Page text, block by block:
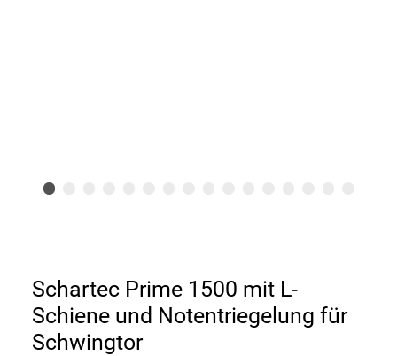
Schartec Prime 1500 mit L-
Schiene und Notentriegelung für
Schwingtor